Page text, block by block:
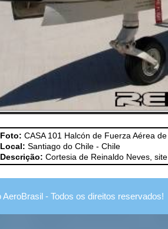
Foto: CASA 101 Halcón de Fuerza Aérea
Local: Santiago do Chile - Chile
Descrição: Cortesia de Reinaldo Neves,
- Todos os direitos reservados!